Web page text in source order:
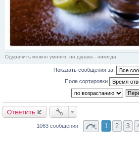
Одурачить можно умного, но дурака - никогда.
Показать сообщения за:
Поле сортировки
Ответить
1063 сообщения 1 2 3